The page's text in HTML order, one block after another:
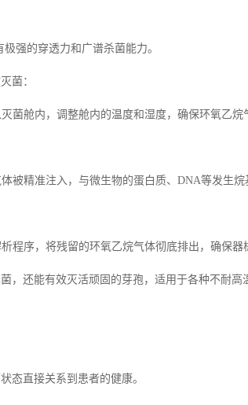
强的穿透力和广谱杀菌能力。
菌：
菌舱内，调整舱内的温度和湿度，确保环氧乙烷
被精准注入，与微生物的蛋白质、DNA等发生
程序，将残留的环氧乙烷气体彻底排出，确保器
，还能有效灭活顽固的芽孢，适用于各种不耐
态直接关系到患者的健康。